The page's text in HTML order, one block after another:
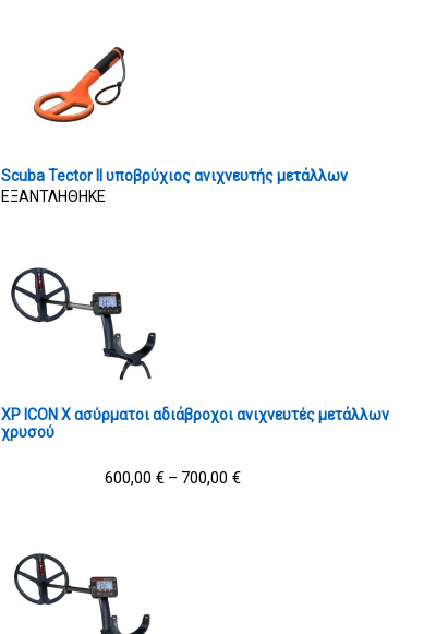
Scuba Tector II υποβρύχιος ανιχνευτής μετάλλων
ΕΞΑΝΤΛΗΘΗΚΕ
XP ICON X ασύρματοι αδιάβροχοι ανιχνευτές μετάλλων
χρυσού
600,00 € – 700,00 €